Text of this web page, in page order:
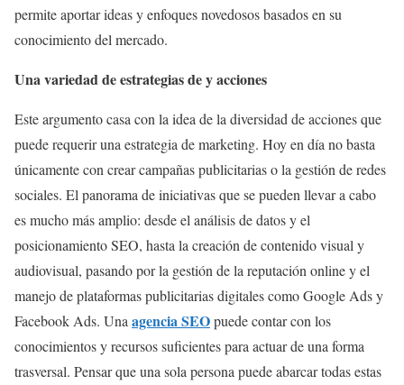
permite aportar ideas y enfoques novedosos basados en su
conocimiento del mercado.
Una variedad de estrategias de y acciones
Este argumento casa con la idea de la diversidad de acciones que
puede requerir una estrategia de marketing. Hoy en día no basta
únicamente con crear campañas publicitarias o la gestión de redes
sociales. El panorama de iniciativas que se pueden llevar a cabo
es mucho más amplio: desde el análisis de datos y el
posicionamiento SEO, hasta la creación de contenido visual y
audiovisual, pasando por la gestión de la reputación online y el
manejo de plataformas publicitarias digitales como Google Ads y
Facebook Ads. Unaagencia SEOpuede contar con los
conocimientos y recursos suficientes para actuar de una forma
trasversal. Pensar que una sola persona puede abarcar todas estas